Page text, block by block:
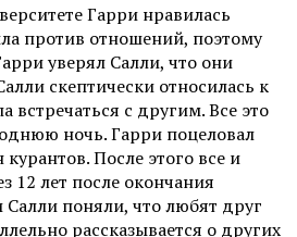
Гарри нравилась
против отношений, поэтому
уверял Салли, что они
скептически относилась к
встречаться с другим. Все это
ночь. Гарри поцеловал
После этого все и
12 лет после окончания
Салли поняли, что любят друг
рассказывается о других